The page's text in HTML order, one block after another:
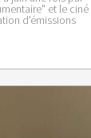
et le ciné
d'émissions